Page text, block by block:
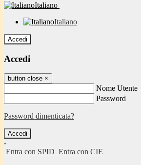
Italiano
Italiano
Accedi
Accedi
button close ×
Nome Utente
Password
Password dimenticata?
-
Entra con SPID Entra con CIE